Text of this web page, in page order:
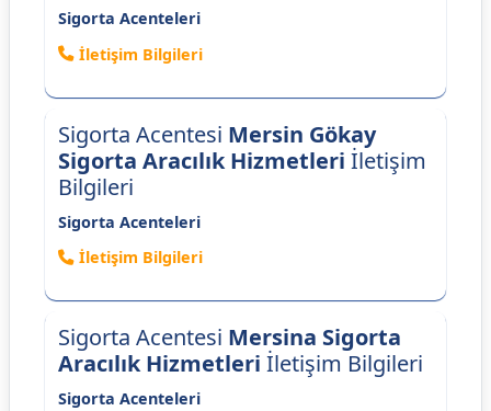
Sigorta Acenteleri
İletişim Bilgileri
Sigorta Acentesi Mersin Gökay
Sigorta Aracılık Hizmetleri İletişim
Bilgileri
Sigorta Acenteleri
İletişim Bilgileri
Sigorta Acentesi Mersina Sigorta
Aracılık Hizmetleri İletişim Bilgileri
Sigorta Acenteleri